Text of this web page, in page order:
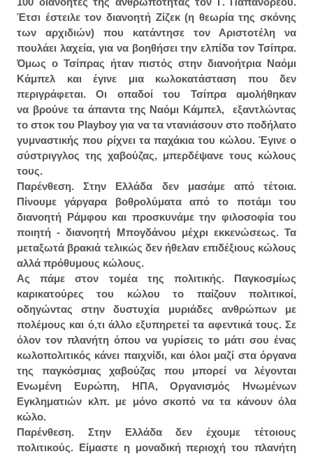
Έτσι έστειλε τον διανοητή Ζίζεκ (η θεωρία της σκόνης
των αρχιδιών) που κατάντησε τον Αριστοτέλη να
πουλάει λαχεία, για να βοηθήσει την ελπίδα τον Τσίπρα.
Όμως ο Τσίπρας ήταν πιστός στην διανοήτρια Ναόμι
Κάμπελ και έγινε μια κωλοκατάσταση που δεν
περιγράφεται. Οι οπαδοί του Τσίπρα αμολήθηκαν
να βρούνε τα άπαντα της Ναόμι Κάμπελ, εξαντλώντας
το στοκ του Playboy για να τα ντανιάσουν στο ποδήλατο
γυμναστικής που ρίχνει τα παχάκια του κώλου. Έγινε ο
σύστριγγλος της χαβούζας, μπερδέψανε τους κώλους
τους.
Παρένθεση. Στην Ελλάδα δεν μασάμε από τέτοια.
Πίνουμε γάργαρα βοθρολύματα από το ποτάμι του
διανοητή Ράμφου και προσκυνάμε την φιλοσοφία του
ποιητή - διανοητή Μπογδάνου μέχρι εκκενώσεως. Τα
μεταξωτά βρακιά τελικώς δεν ήθελαν επιδέξιους κώλους
αλλά πρόθυμους κώλους.
Ας πάμε στον τομέα της πολιτικής. Παγκοσμίως
καρικατούρες του κώλου το παίζουν πολιτικοί,
οδηγώντας στην δυστυχία μυριάδες ανθρώπων με
πολέμους και ό,τι άλλο εξυπηρετεί τα αφεντικά τους. Σε
όλον τον πλανήτη όπου να γυρίσεις το μάτι σου ένας
κωλοπολιτικός κάνει παιχνίδι, και όλοι μαζί στα όργανα
της παγκόσμιας χαβούζας που μπορεί να λέγονται
Ενωμένη Ευρώπη, ΗΠΑ, Οργανισμός Ηνωμένων
Εγκληματιών κλπ. με μόνο σκοπό να τα κάνουν όλα
κώλο.
Παρένθεση. Στην Ελλάδα δεν έχουμε τέτοιους
πολιτικούς. Είμαστε η μοναδική περιοχή του πλανήτη